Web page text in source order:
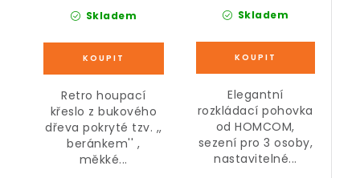
Skladem
Retro houpací
křeslo z bukového
dřeva pokryté tzv. ,,
beránkem'' ,
měkké...
Skladem
Elegantní
rozkládací pohovka
od HOMCOM,
sezení pro 3 osoby,
nastavitelné...